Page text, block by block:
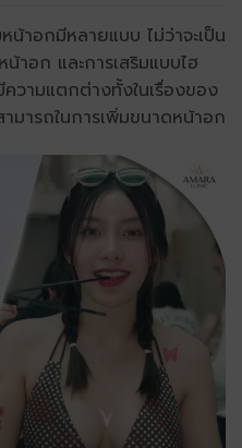
มีหลายแบบ ไม่ว่าจะเป็น
าอก และการเสริมแบบไฮ
วามแตกต่างทั้งในเรื่องของ
มารถในการเพิ่มขนาดหน้าอก